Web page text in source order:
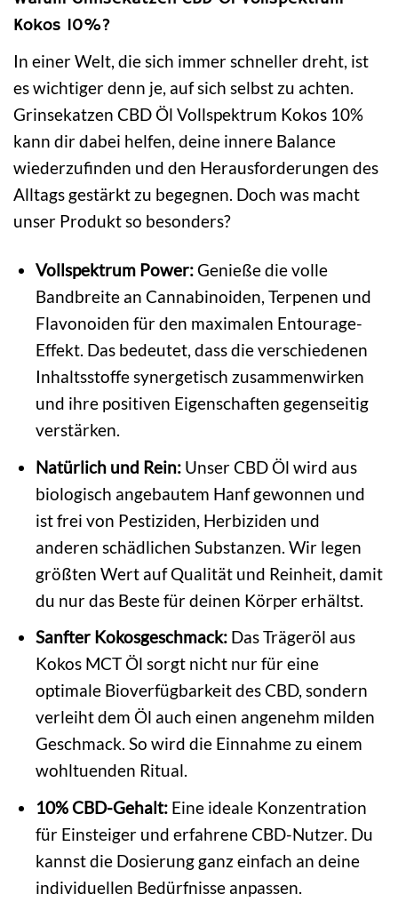
Kokos 10%?
In einer Welt, die sich immer schneller dreht, ist
es wichtiger denn je, auf sich selbst zu achten.
Grinsekatzen CBD Öl Vollspektrum Kokos 10%
kann dir dabei helfen, deine innere Balance
wiederzufinden und den Herausforderungen des
Alltags gestärkt zu begegnen. Doch was macht
unser Produkt so besonders?
Vollspektrum Power:Genieße die volle
Bandbreite an Cannabinoiden, Terpenen und
Flavonoiden für den maximalen Entourage-
Effekt. Das bedeutet, dass die verschiedenen
Inhaltsstoffe synergetisch zusammenwirken
und ihre positiven Eigenschaften gegenseitig
verstärken.
Natürlich und Rein: Unser CBD Öl wird aus
biologisch angebautem Hanf gewonnen und
ist frei von Pestiziden, Herbiziden und
anderen schädlichen Substanzen. Wir legen
größten Wert auf Qualität und Reinheit, damit
du nur das Beste für deinen Körper erhältst.
Sanfter Kokosgeschmack: Das Trägeröl aus
Kokos MCT Öl sorgt nicht nur für eine
optimale Bioverfügbarkeit des CBD, sondern
verleiht dem Öl auch einen angenehm milden
Geschmack. So wird die Einnahme zu einem
wohltuenden Ritual.
10% CBD-Gehalt: Eine ideale Konzentration
für Einsteiger und erfahrene CBD-Nutzer. Du
kannst die Dosierung ganz einfach an deine
individuellen Bedürfnisse anpassen.